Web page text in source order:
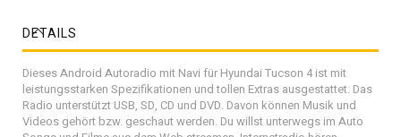
DETAILS
Dieses Android Autoradio mit Navi für Hyundai Tucson 4 ist mit
leistungsstarken Spezifikationen und tollen Extras ausgestattet. Das
Radio unterstützt USB, SD, CD und DVD. Davon können Musik und
Videos gehört bzw. geschaut werden. Du willst unterwegs im Auto